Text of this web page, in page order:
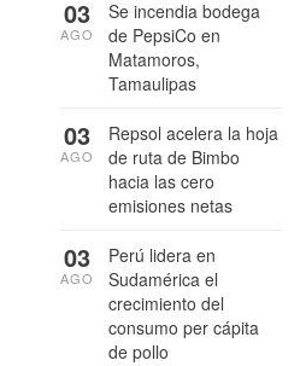
Se incendia bodega
de PepsiCo en
Matamoros,
Tamaulipas
03
AGO
Repsol acelera la hoja
de ruta de Bimbo
hacia las cero
emisiones netas
03
AGO
Perú lidera en
Sudamérica el
crecimiento del
consumo per cápita
de pollo
03
AGO